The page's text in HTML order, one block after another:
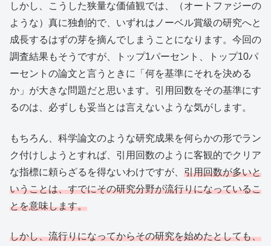
しかし、こうした狭量な価値観では、（オートファジーの
ような）真に独創的で、いずれはノーベル賞級の研究へと
成長するはずの芽を摘んでしまうことになります。今回の
調査結果もそうですが、トップ1パーセント、トップ10パ
ーセントの論文と言うときに「何を基準にそれを決める
か」が大きな問題だと思います。引用回数をその基準にす
るのは、必ずしも妥当とは言えないような気がします。
もちろん、科学論文のような研究成果を何らかの形でラン
ク付けしようとすれば、引用回数のように客観的でクリア
な指標に頼らざるを得ないわけですが、 引用回数が多いと
いうことは、すでにその研究分野が流行りになっているこ
とを意味します。
しかし、流行りになってからその研究を始めたとしても、